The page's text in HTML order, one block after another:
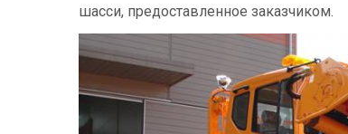
шасси, предоставленное заказчиком.